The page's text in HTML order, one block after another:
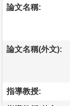
論文名稱:
論文名稱(外文):
指導教授: